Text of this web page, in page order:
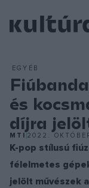
EGYÉB
és
díjra
MTI 2022.
K-pop stílusú
félelmetes
jelölt művészek